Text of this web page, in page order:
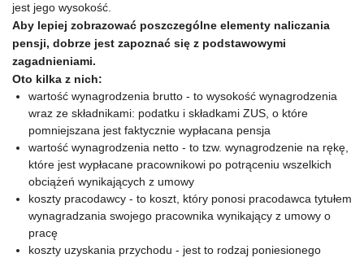
jest jego wysokość.
Aby lepiej zobrazować poszczególne elementy naliczania
pensji, dobrze jest zapoznać się z podstawowymi
zagadnieniami.
Oto kilka z nich:
wartość wynagrodzenia brutto - to wysokość wynagrodzenia
wraz ze składnikami: podatku i składkami ZUS, o które
pomniejszana jest faktycznie wypłacana pensja
wartość wynagrodzenia netto - to tzw. wynagrodzenie na rękę,
które jest wypłacane pracownikowi po potrąceniu wszelkich
obciążeń wynikających z umowy
koszty pracodawcy - to koszt, który ponosi pracodawca tytułem
wynagradzania swojego pracownika wynikający z umowy o
pracę
koszty uzyskania przychodu - jest to rodzaj poniesionego